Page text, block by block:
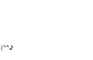
(^^♪